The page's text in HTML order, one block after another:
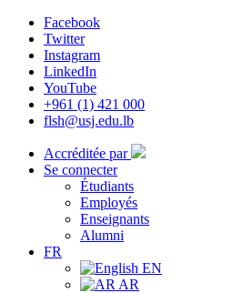
Facebook
Twitter
Instagram
LinkedIn
YouTube
+961 (1) 421 000
flsh@usj.edu.lb
Accréditée par
Se connecter
Étudiants
Employés
Enseignants
Alumni
FR
EN
AR